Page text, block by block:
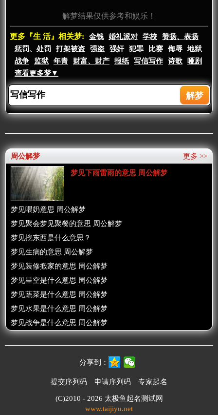
解梦结果仅供参考和娱乐！
更多『生 活』相关梦: 金钱 婚礼派对 学校
赞扬、表扬
惩罚、处罚
打架被盗 强盗 强奸 犯罪 比赛 侮辱
地狱
战争
监狱 年青 财富、财产 报纸 写信写作 诗歌
哑剧
查看更多梦▼
更多 >>
周公解梦
梦见下雨雷雨的意思 周公解梦
梦见喂奶意思 周公解梦
梦见聚会梦见聚餐的意思 周公解梦
梦见挖东西是什么意思？
梦见生病的意思 周公解梦
梦见装修搬家的意思 周公解梦
梦见星空是什么意思 周公解梦
梦见蔬菜是什么意思 周公解梦
梦见水果是什么意思 周公解梦
梦见战争是什么意思 周公解梦
分享到：
提交序列码 申请序列码 专家起名
(C)2010 - 2026 太极鱼起名测试网
www.taijiyu.net